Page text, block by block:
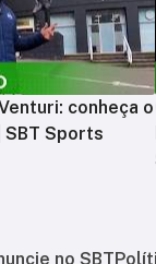
conheça o
Sports
no SBT